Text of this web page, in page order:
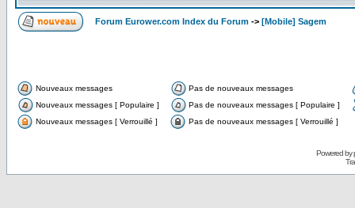
Forum Eurower.com Index du Forum -> [Mobile] Sagem
Nouveaux messages
Pas de nouveaux messages
Nouveaux messages [ Populaire ]
Pas de nouveaux messages [ Populaire ]
Nouveaux messages [ Verrouillé ]
Pas de nouveaux messages [ Verrouillé ]
Powered by